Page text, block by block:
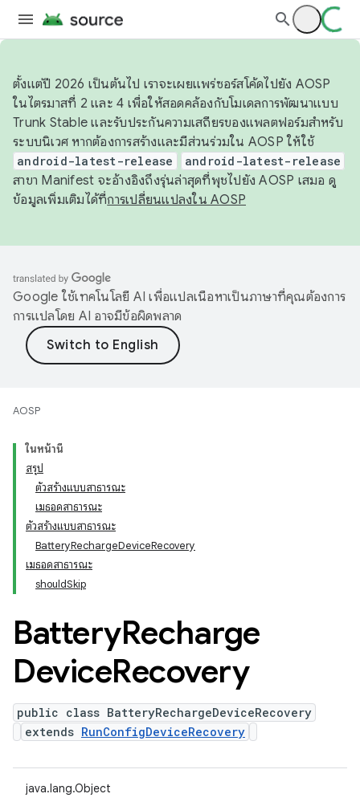
ตั้งแต่ปี 2026 เป็นต้นไป เราจะเผยแพร่ซอร์สโค้ดไปยัง AOSP
ในไตรมาสที่ 2 และ 4 เพื่อให้สอดคล้องกับโมเดลการพัฒนาแบบ
Trunk Stable และรับประกันความเสถียรของแพลตฟอร์มสำหรับ
ระบบนิเวศ หากต้องการสร้างและมีส่วนร่วมใน AOSP ให้ใช้
android-latest-release android-latest-release
สาขา Manifest จะอ้างอิงถึงรุ่นล่าสุดที่พุชไปยัง AOSP เสมอ ดู
ข้อมูลเพิ่มเติมได้ที่การเปลี่ยนแปลงใน AOSP
Google ใช้เทคโนโลยี AI เพื่อแปลเนื้อหาเป็นภาษาที่คุณต้องการ
การแปลโดย AI อาจมีข้อผิดพลาด
AOSP
ในหน้านี้
สรุป
ตัวสร้างแบบสาธารณะ
เมธอดสาธารณะ
ตัวสร้างแบบสาธารณะ
BatteryRechargeDeviceRecovery
เมธอดสาธารณะ
shouldSkip
BatteryRecharge
DeviceRecovery
public class BatteryRechargeDeviceRecovery
extends RunConfigDeviceRecovery
java.lang.Object